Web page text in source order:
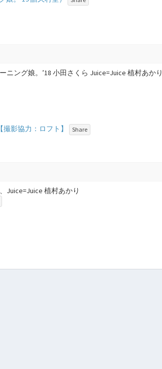
ニング娘。’18 小田さくら Juice=Juice 植村あかり
撮影協力：ロフト】 Share
Juice=Juice 植村あかり